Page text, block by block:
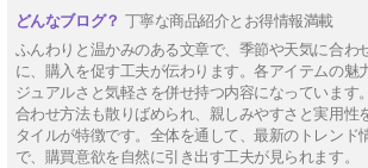
丁寧な商品紹介とお得情報満載
ふんわりと温かみのある文章で、季節や天気に合わ
に、購入を促す工夫が伝わります。各アイテムの魅
ジュアルさと気軽さを併せ持つ内容になっています
合わせ方法も散りばめられ、親しみやすさと実用性
タイルが特徴です。全体を通して、最新のトレンド
で、購買意欲を自然に引き出す工夫が見られます。